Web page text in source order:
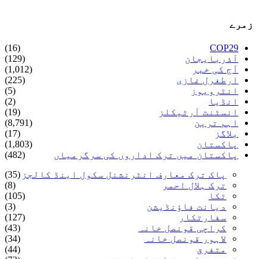
زمرے
COP29
(16)
آذربایجان
(129)
آج کی خبر
(1,012)
ارطغرل غازی
(225)
انٹرویوز
(5)
انڈیا
(2)
انسٹنٹ آرٹیکلز
(19)
اہم ترین
(8,791)
بلاگز
(17)
پاکستان
(1,803)
پاکستان میں ترک اداروں کی سرگرمیاں
(482)
پاک ترک معارف انٹرنشنل سکول اینڈ کالجز (35)
ترک ہلال احمر
(8)
ٹکا
(105)
دیانت فاؤنڈیشن
(3)
سفارتکار
(127)
کراچی قونصل خانہ
(43)
لاہور قونصل خانہ
(34)
متفرق
(44)